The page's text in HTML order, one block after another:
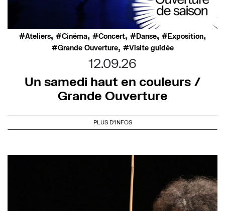
Ateliers, Cinéma, Concert, Danse, Exposition,
Grande Ouverture, Visite guidée
12.09.26
Un samedi haut en couleurs /
Grande Ouverture
PLUS D'INFOS